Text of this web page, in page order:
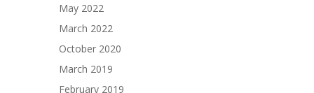
May 2022
March 2022
October 2020
March 2019
February 2019